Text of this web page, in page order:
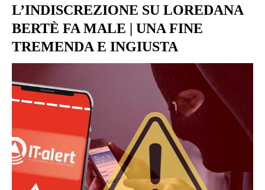
L’INDISCREZIONE SU LOREDANA
BERTÈ FA MALE | UNA FINE
TREMENDA E INGIUSTA